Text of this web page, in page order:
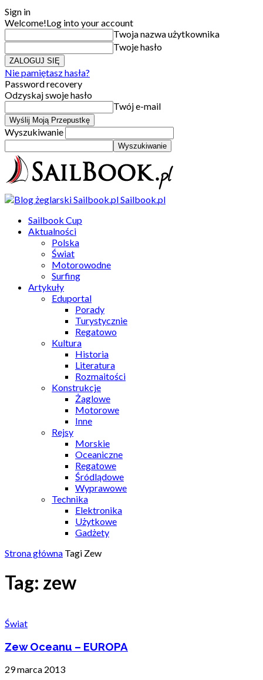
Sign in
Welcome!Log into your account
Twoja nazwa użytkownika
Twoje hasło
Nie pamiętasz hasła?
Password recovery
Odzyskaj swoje hasło
Twój e-mail
Wyszukiwanie
Sailbook.pl
Sailbook Cup
Aktualności
Polska
Świat
Motorowodne
Surfing
Artykuły
Eduportal
Porady
Turystycznie
Regatowo
Kultura
Historia
Literatura
Rozmaitości
Konstrukcje
Żaglowe
Motorowe
Inne
Rejsy
Morskie
Oceaniczne
Regatowe
Śródlądowe
Wyprawowe
Technika
Elektronika
Użytkowe
Gadżety
Strona główna Tagi Zew
Tag: zew
Świat
Zew Oceanu – EUROPA
29 marca 2013